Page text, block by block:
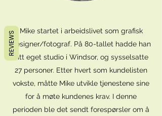
Mike startet i arbeidslivet som grafisk
designer/fotograf. På 80-tallet hadde han
sitt eget studio i Windsor, og sysselsatte
27 personer. Etter hvert som kundelisten
vokste, måtte Mike utvikle tjenestene sine
for å møte kundenes krav. I denne
perioden ble det sendt forespørsler om å
REVIEWS